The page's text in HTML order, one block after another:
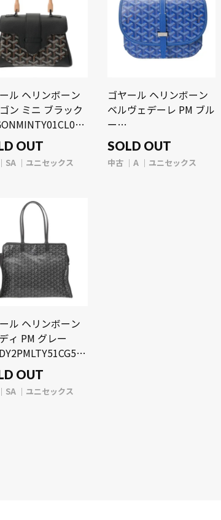
ル ヘリンボーン
ン ミニ ブラック
ルディンキャンバ
ヴロッシュカー
セックス バッグ
OUT
SA ユニセックス
ゴヤール ヘリンボーン
ベルヴェデーレ PM ブル
ー
BELVE3PMLTY10CG10P
デシーズトリヨンレザー
ユニセックス バッグ
SOLD OUT
中古 A ユニセックス
ル ヘリンボーン
ィ PM グレー
ルディンキャンバ
ーズトリヨンレ
ニセックス バッ
OUT
SA ユニセックス